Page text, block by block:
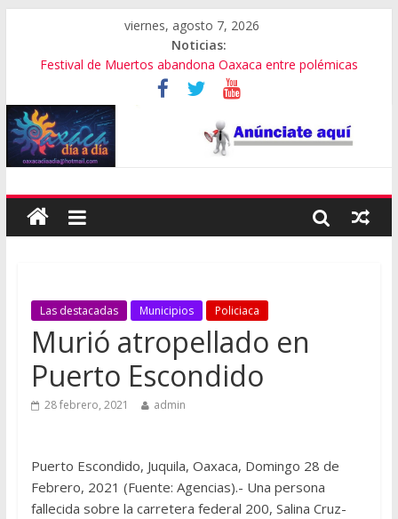
viernes, agosto 7, 2026
Noticias:
Festival de Muertos abandona Oaxaca entre polémicas
Aniversario del Museo Frissell de Mitla
Vivió Oaxaca gala de ballet con Elisa Carrillo
Buscan a sujeto que arrolló y mató a adulto
Accidente de descarga eléctrica deja un muerto
Las destacadas Municipios Policiaca
Murió atropellado en
Puerto Escondido
28 febrero, 2021 admin
Puerto Escondido, Juquila, Oaxaca, Domingo 28 de
Febrero, 2021 (Fuente: Agencias).- Una persona
fallecida sobre la carretera federal 200, Salina Cruz-